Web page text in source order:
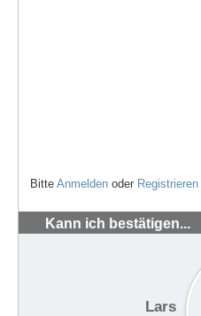
Bitte Anmelden oder Registrieren
Kann ich bestätigen...
Lars